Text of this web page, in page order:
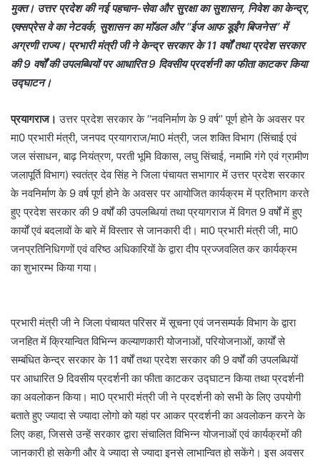
मुक्त। उत्तर प्रदेश की नई पहचान-सेवा और सुरक्षा का सुशासन, निवेश का केन्द्र,
एक्सप्रेस वे का नेटवर्क, सुशासन का माॅडल और ‘‘ईज आफ डूईंग बिजनेस’’ में
अग्रणी राज्य। प्रभारी मंत्री जी ने केन्द्र सरकार के 11 वर्षों तथा प्रदेश सरकार
की 9 वर्षों की उपलब्धियों पर आधारित 9 दिवसीय प्रदर्शनी का फीता काटकर किया
उद्घाटन।
प्रयागराज। उत्तर प्रदेश सरकार के ‘‘नवनिर्माण के 9 वर्ष’’ पूर्ण होने के अवसर पर
मा0 प्रभारी मंत्री, जनपद प्रयागराज/मा0 मंत्री, जल शक्ति विभाग (सिंचाई एवं
जल संसाधन, बाढ़ नियंत्रण, परती भूमि विकास, लघु सिंचाई, नमामि गंगे एवं ग्रामीण
जलापूर्ति विभाग) स्वतंत्र देव सिंह ने जिला पंचायत सभागार में उत्तर प्रदेश सरकार
के नवनिर्माण के 9 वर्ष पूर्ण होने के अवसर पर आयोजित कार्यक्रम में प्रतिभाग करते
हुए प्रदेश सरकार की 9 वर्षों की उपलब्धियां तथा प्रयागराज में विगत 9 वर्षों में हुए
कार्यों एवं बदलावों के बारे में विस्तार से जानकारी दी। मा0 प्रभारी मंत्री जी, मा0
जनप्रतिनिधिगणों एवं वरिष्ठ अधिकारियों के द्वारा दीप प्रज्जवलित कर कार्यक्रम
का शुभारम्भ किया गया।
प्रभारी मंत्री जी ने जिला पंचायत परिसर में सूचना एवं जनसम्पर्क विभाग के द्वारा
जनहित में क्रियान्वित विभिन्न कल्याणकारी योजनाओं, परियोजनाओं, कार्यों से
सम्बंधित केन्द्र सरकार के 11 वर्षों तथा प्रदेश सरकार की 9 वर्षों की उपलब्धियों
पर आधारित 9 दिवसीय प्रदर्शनी का फीता काटकर उद्घाटन किया तथा प्रदर्शनी
का अवलोकन किया। मा0 प्रभारी मंत्री जी ने प्रदर्शनी को सभी के लिए उपयोगी
बताते हुए ज्यादा से ज्यादा लोगो को यहां पर आकर प्रदर्शनी का अवलोकन करने के
लिए कहा, जिससे उन्हें सरकार द्वारा संचालित विभिन्न योजनाओं एवं कार्यक्रमों की
जानकारी हो सकेगी और वे ज्यादा से ज्यादा इनसे लाभान्वित हो सकेंगे। इस अवसर